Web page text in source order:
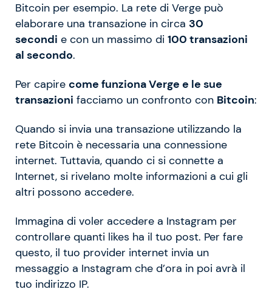
Bitcoin per esempio. La rete di Verge può
elaborare una transazione in circa 30
secondi e con un massimo di 100 transazioni
al secondo.
Per capire come funziona Verge e le sue
transazioni facciamo un confronto con Bitcoin:
Quando si invia una transazione utilizzando la
rete Bitcoin è necessaria una connessione
internet. Tuttavia, quando ci si connette a
Internet, si rivelano molte informazioni a cui gli
altri possono accedere.
Immagina di voler accedere a Instagram per
controllare quanti likes ha il tuo post. Per fare
questo, il tuo provider internet invia un
messaggio a Instagram che d’ora in poi avrà il
tuo indirizzo IP.